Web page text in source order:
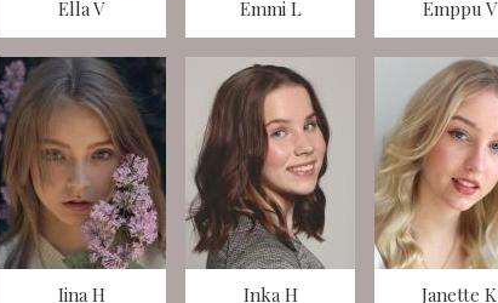
Ella V Emmi L Emppu V
Iina H Inka H Janette K